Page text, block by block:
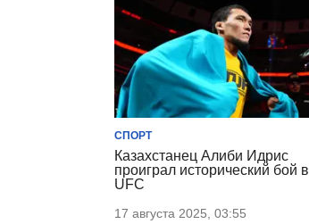
СПОРТ
Казахстанец Алиби Идрис
проиграл исторический бой в
UFC
17 августа 2025, 03:55